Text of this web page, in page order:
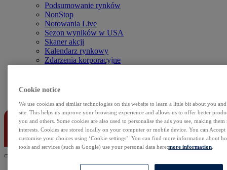
Podsumowanie rynków
NonStop
Notowania Live
Sezon wyników w USA
Skaner akcji
Kalendarz rynkowy
Zdarzenia korporacyjne
Cookie notice
We use cookies and similar technologies on this website to learn a little bit about you
site. This helps us improve your browsing experience and allows us to offer better
you and others. Some cookies are also used to personalise the ads you see, making
interests. Cookies are stored locally on your computer or mobile device. You can
customise your choices using ‘Cookie settings’. You can find more information about
tools and services (such as Google) use your personal data here:more information